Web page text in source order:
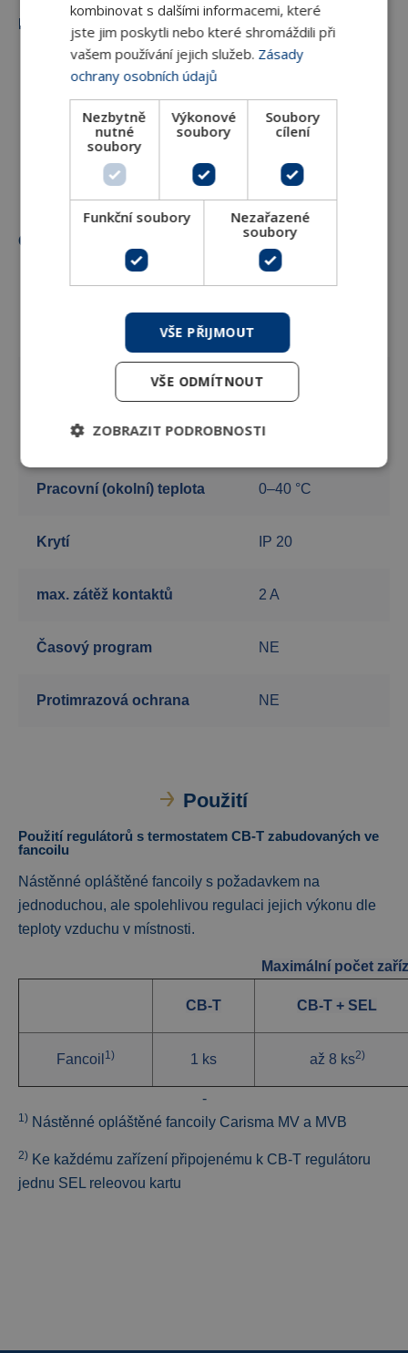
Funkce:
Zapnutí / vypnutí
Volba režimu topení / chlazení
Ruční ovládání 3-rychlostního ventilátoru
Ovládání ventilů topení i chlazení dle žádané a
skutečné teploty vzduchu
Oblast použití
Volba otáček ventilátoru
Ovládání pohonu ventilu 2× 230 V on / off
Nastavení žádané teploty 15–30 °C
Pracovní (okolní) teplota 0–40 °C
Krytí IP 20
max. zátěž kontaktů 2 A
Časový program NE
Protimrazová ochrana NE
Použití
Použití regulátorů s termostatem CB-T zabudovaných ve
fancoilu
Nástěnné opláštěné fancoily s požadavkem na
jednoduchou, ale spolehlivou regulaci jejich výkonu dle
teploty vzduchu v místnosti.
Maximální počet
CB-T CB-T + SEL
Fancoil 1) 1 ks až 8 ks2)
-
1) Nástěnné opláštěné fancoily Carisma MV a MVB
2) Ke každému zařízení připojenému k CB-T regulátoru
jednu SEL releovou kartu
kombinovat s dalšími informacemi, které
jste jim poskytli nebo které shromáždili při
vašem používání jejich služeb. Zásady
ochrany osobních údajů
Nezbytně
nutné
soubory
Výkonové
soubory
Soubory
cílení
Funkční soubory
Nezařazené
soubory
VŠE PŘIJMOUT
VŠE ODMÍTNOUT
ZOBRAZIT PODROBNOSTI